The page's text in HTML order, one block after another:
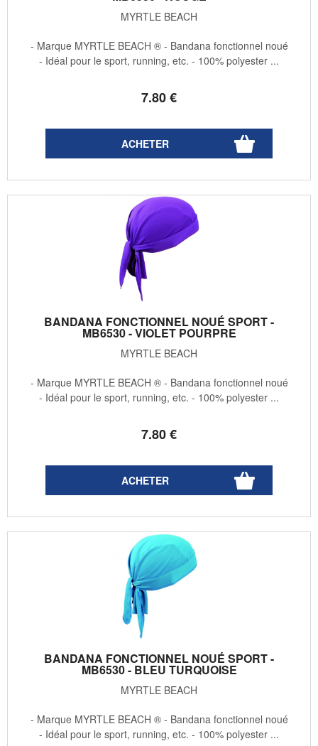
MYRTLE BEACH
7.80€
- Marque MYRTLE BEACH ® - Bandana fonctionnel noué
- Idéal pour le sport, running, etc. - 100% polyester ...
BANDANA FONCTIONNEL NOUÉ SPORT -
MB6530 - VIOLET POURPRE
MYRTLE BEACH
7.80€
- Marque MYRTLE BEACH ® - Bandana fonctionnel noué
- Idéal pour le sport, running, etc. - 100% polyester ...
BANDANA FONCTIONNEL NOUÉ SPORT -
MB6530 - BLEU TURQUOISE
MYRTLE BEACH
- Marque MYRTLE BEACH ® - Bandana fonctionnel noué
- Idéal pour le sport, running, etc. - 100% polyester ...